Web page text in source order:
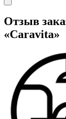
Отзыв
«Caravita»